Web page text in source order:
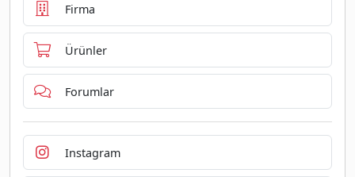
Firma
Ürünler
Forumlar
Instagram